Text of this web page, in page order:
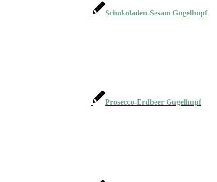
Schokoladen-Sesam Gugelhupf
Prosecco-Erdbeer Gugelhupf